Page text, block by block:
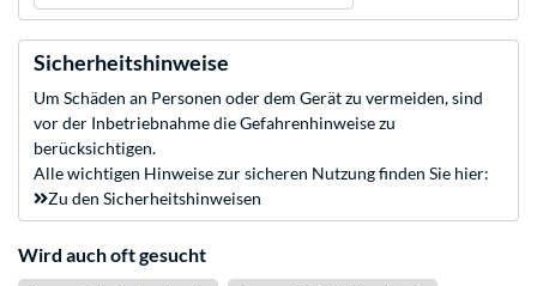
Sicherheitshinweise
Um Schäden an Personen oder dem Gerät zu vermeiden, sind
vor der Inbetriebnahme die Gefahrenhinweise zu
berücksichtigen.
Alle wichtigen Hinweise zur sicheren Nutzung finden Sie hier:
Zu den Sicherheitshinweisen
Wird auch oft gesucht